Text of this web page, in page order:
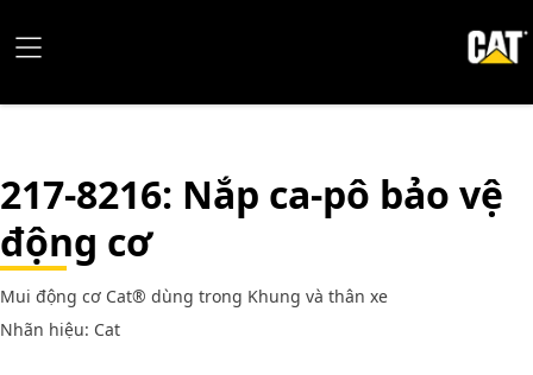
217-8216: Nắp ca-pô bảo vệ
động cơ
Mui động cơ Cat® dùng trong Khung và thân xe
Nhãn hiệu: Cat